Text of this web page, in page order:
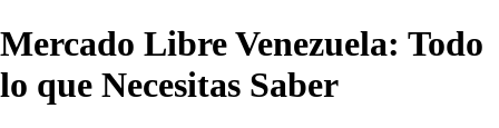
Mercado Libre Venezuela: Todo
lo que Necesitas Saber